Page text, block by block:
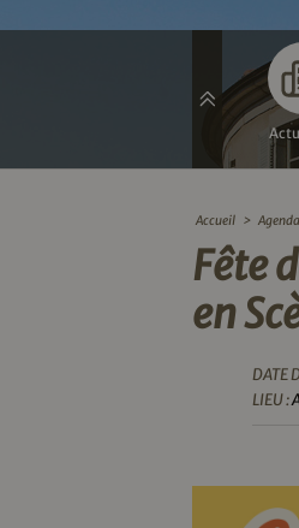
Accueil > Agenda
Fête
en
DATE
LIEU :